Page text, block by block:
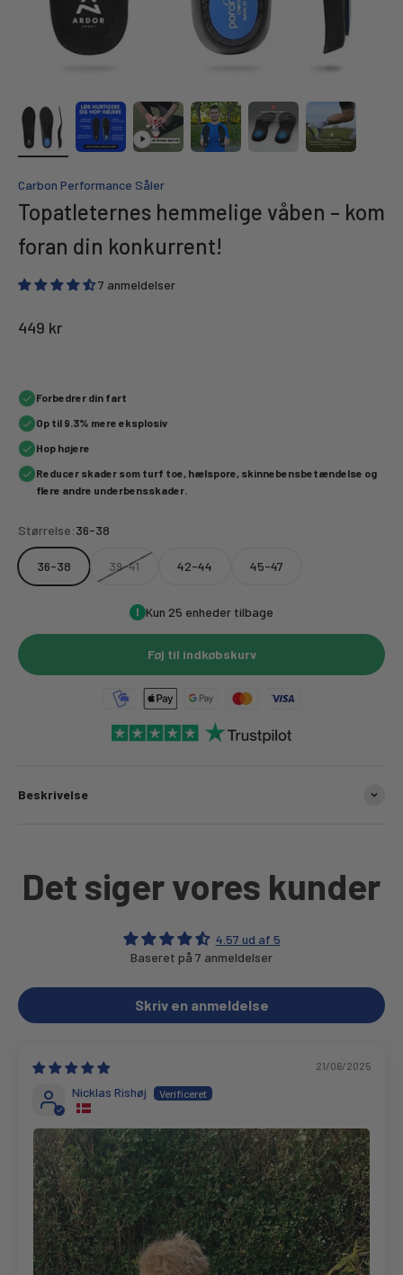
Carbon Performance Såler
Topatleternes hemmelige våben – kom
foran din konkurrent!
7 anmeldelser
Salgspris
449 kr
Forbedrer din fart
Op til 9.3% mere eksplosiv
Hop højere
Reducer skader som turf toe, hælspore, skinnebensbetændelse og
flere andre underbensskader.
Størrelse:36-38
36-38 39-41 42-44 45-47
Kun 25 enheder tilbage
Føj til indkøbskurv
Beskrivelse
Det siger vores kunder
4.57 ud af 5
Baseret på 7 anmeldelser
Skriv en anmeldelse
21/06/2025
Nicklas Rishøj